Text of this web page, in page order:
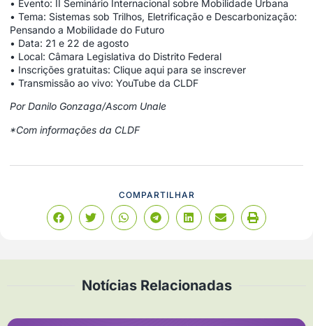
• Evento: II Seminário Internacional sobre Mobilidade Urbana
• Tema: Sistemas sob Trilhos, Eletrificação e Descarbonização:
Pensando a Mobilidade do Futuro
• Data: 21 e 22 de agosto
• Local: Câmara Legislativa do Distrito Federal
• Inscrições gratuitas: Clique aqui para se inscrever
• Transmissão ao vivo: YouTube da CLDF
Por Danilo Gonzaga/Ascom Unale
*Com informações da CLDF
COMPARTILHAR
Notícias Relacionadas